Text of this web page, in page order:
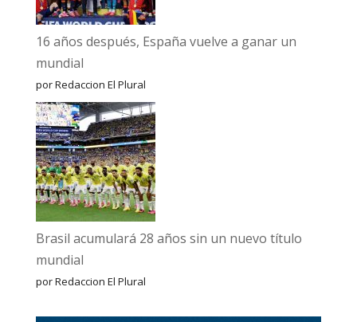
16 años después, España vuelve a ganar un
mundial
por Redaccion El Plural
Brasil acumulará 28 años sin un nuevo título
mundial
por Redaccion El Plural